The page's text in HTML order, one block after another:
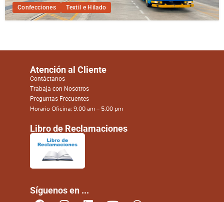
Confecciones Textil e Hilado
Atención al Cliente
Contáctanos
Trabaja con Nosotros
Preguntas Frecuentes
Horario Oficina: 9.00 am – 5.00 pm
Libro de Reclamaciones
Síguenos en ...